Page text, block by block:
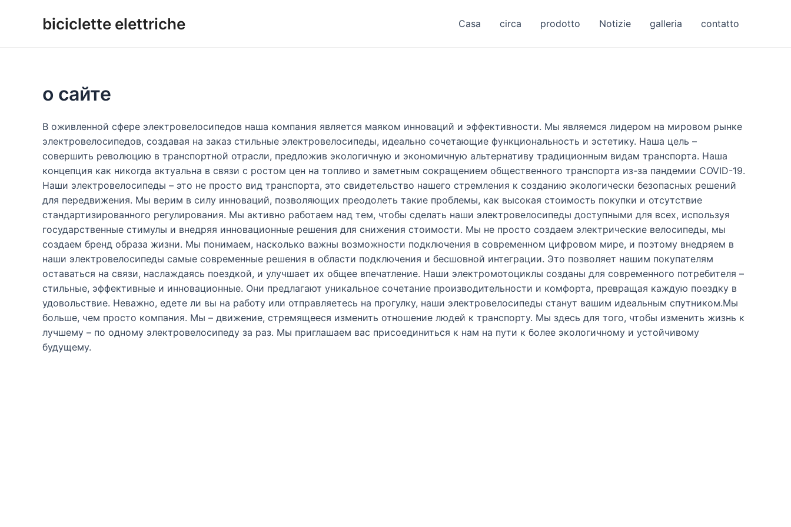
biciclette elettriche Casa circa prodotto Notizie galleria contatto
о сайте
В оживленной сфере электровелосипедов наша компания является маяком инноваций и эффективности. Мы являемся лидером на мировом рынке
электровелосипедов, создавая на заказ стильные электровелосипеды, идеально сочетающие функциональность и эстетику. Наша цель –
совершить революцию в транспортной отрасли, предложив экологичную и экономичную альтернативу традиционным видам транспорта. Наша
концепция как никогда актуальна в связи с ростом цен на топливо и заметным сокращением общественного транспорта из-за пандемии COVID-19.
Наши электровелосипеды – это не просто вид транспорта, это свидетельство нашего стремления к созданию экологически безопасных решений
для передвижения. Мы верим в силу инноваций, позволяющих преодолеть такие проблемы, как высокая стоимость покупки и отсутствие
стандартизированного регулирования. Мы активно работаем над тем, чтобы сделать наши электровелосипеды доступными для всех, используя
государственные стимулы и внедряя инновационные решения для снижения стоимости. Мы не просто создаем электрические велосипеды, мы
создаем бренд образа жизни. Мы понимаем, насколько важны возможности подключения в современном цифровом мире, и поэтому внедряем в
наши электровелосипеды самые современные решения в области подключения и бесшовной интеграции. Это позволяет нашим покупателям
оставаться на связи, наслаждаясь поездкой, и улучшает их общее впечатление. Наши электромотоциклы созданы для современного потребителя –
стильные, эффективные и инновационные. Они предлагают уникальное сочетание производительности и комфорта, превращая каждую поездку в
удовольствие. Неважно, едете ли вы на работу или отправляетесь на прогулку, наши электровелосипеды станут вашим идеальным спутником.Мы
больше, чем просто компания. Мы – движение, стремящееся изменить отношение людей к транспорту. Мы здесь для того, чтобы изменить жизнь к
лучшему – по одному электровелосипеду за раз. Мы приглашаем вас присоединиться к нам на пути к более экологичному и устойчивому
будущему.